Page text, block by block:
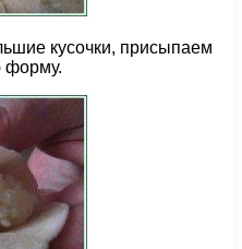
кусочки, присыпаем
форму.